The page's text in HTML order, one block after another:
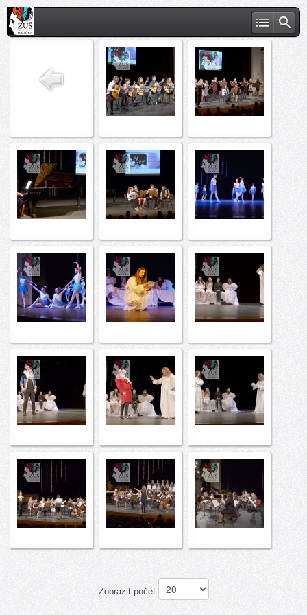
Zobrazit počet